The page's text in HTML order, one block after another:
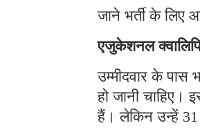
जाने भर्ती के लिए
एजुकेशनल
उम्मीदवार के पास
हो जानी
हैं। लेकिन उन्हें 31